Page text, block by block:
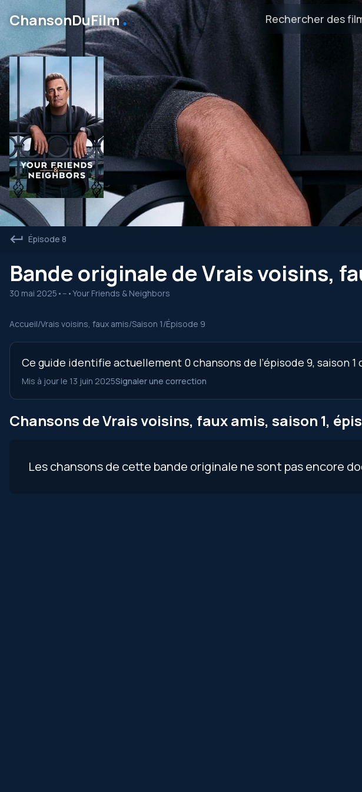
ChansonDuFilm․
Épisode 8
Bande originale de Vrais voisins,
30 mai 2025 • -- •Your Friends & Neighbors
Accueil/Vrais voisins, faux amis/Saison 1/Épisode 9
Ce guide identifie actuellement 0 chansons de l’épisode 9, saison
Mis à jour le 13 juin 2025Signaler une correction
Chansons de Vrais voisins, faux amis, saison 1,
Les chansons de cette bande originale ne sont pas encore